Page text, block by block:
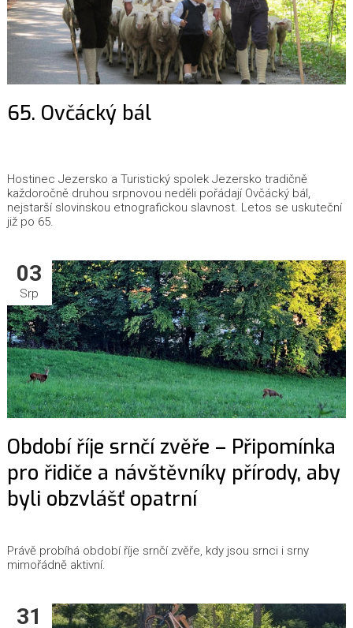
65. Ovčácký bál
Hostinec Jezersko a Turistický spolek Jezersko tradičně
každoročně druhou srpnovou neděli pořádají Ovčácký bál,
nejstarší slovinskou etnografickou slavnost. Letos se uskuteční
již po 65.
03
Srp
Období říje srnčí zvěře – Připomínka
pro řidiče a návštěvníky přírody, aby
byli obzvlášť opatrní
Právě probíhá období říje srnčí zvěře, kdy jsou srnci i srny
mimořádně aktivní.
31